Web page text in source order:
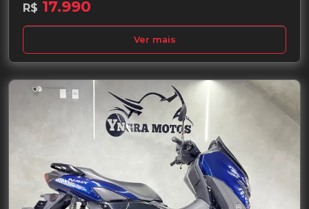
R$ 17.990
Ver mais